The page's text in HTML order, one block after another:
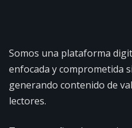
Somos una plataforma
enfocada y comprometida
generando contenido de
lectores.